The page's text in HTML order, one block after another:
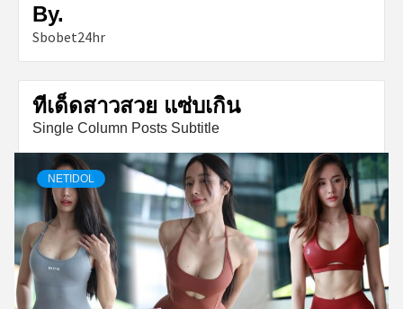
By.
Sbobet24hr
ทีเด็ดสาวสวย แซ่บเกิน
Single Column Posts Subtitle
NETIDOL